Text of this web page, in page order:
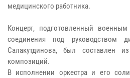
медицинского работника.
Концерт, подготовленный военным
соединения под руководством
Салакутдинова, был составлен
композиций.
В исполнении оркестра и его